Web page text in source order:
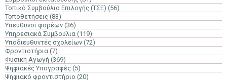
Τοπικό Συμβούλιο Επιλογής (ΤΣΕ) (56)
Τοποθετήσεις (83)
Υπεύθυνοι φορέων (36)
Υπηρεσιακά Συμβούλια (119)
Υποδιευθυντές σχολείων (72)
Φροντιστήρια (7)
Φυσική Αγωγή (369)
Ψηφιακές Υπογραφές (5)
Ψηφιακό φροντιστήριο (20)